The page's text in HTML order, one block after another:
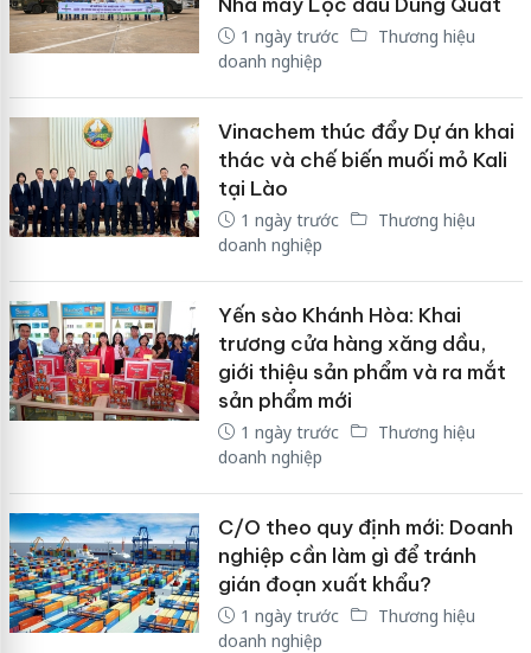
1 ngày trước
Thương hiệu
doanh nghiệp
Vinachem thúc đẩy Dự án khai
thác và chế biến muối mỏ Kali
tại Lào
1 ngày trước
Thương hiệu
doanh nghiệp
Yến sào Khánh Hòa: Khai
trương cửa hàng xăng dầu,
giới thiệu sản phẩm và ra mắt
sản phẩm mới
1 ngày trước
Thương hiệu
doanh nghiệp
C/O theo quy định mới: Doanh
nghiệp cần làm gì để tránh
gián đoạn xuất khẩu?
1 ngày trước
Thương hiệu
doanh nghiệp